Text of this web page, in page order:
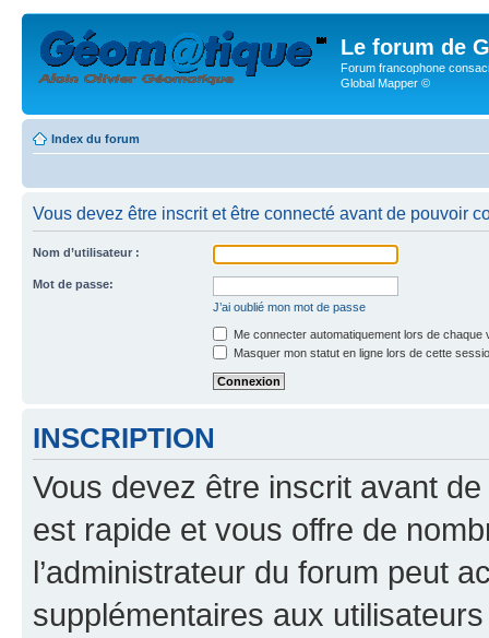
Le forum de
Forum francophone
Global Mapper ©
Index du forum
Vous devez être inscrit et être connecté avant de pouvoir
Nom d’utilisateur :
Mot de passe:
J’ai oublié mon mot de passe
Me connecter automatiquement lors de chaque
Masquer mon statut en ligne lors de cette
INSCRIPTION
Vous devez être inscrit avant
est rapide et vous offre de
l’administrateur du forum peut
supplémentaires aux